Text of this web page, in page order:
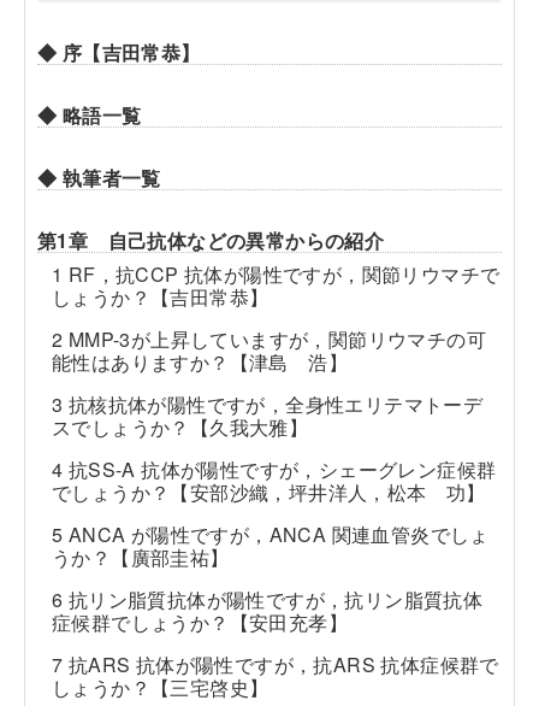
◆ 序【吉田常恭】
◆ 略語一覧
◆ 執筆者一覧
第1章 自己抗体などの異常からの紹介
1 RF，抗CCP 抗体が陽性ですが，関節リウマチで
しょうか？【吉田常恭】
2 MMP-3が上昇していますが，関節リウマチの可
能性はありますか？【津島 浩】
3 抗核抗体が陽性ですが，全身性エリテマトーデ
スでしょうか？【久我大雅】
4 抗SS-A 抗体が陽性ですが，シェーグレン症候群
でしょうか？【安部沙織，坪井洋人，松本 功】
5 ANCA が陽性ですが，ANCA 関連血管炎でしょ
うか？【廣部圭祐】
6 抗リン脂質抗体が陽性ですが，抗リン脂質抗体
症候群でしょうか？【安田充孝】
7 抗ARS 抗体が陽性ですが，抗ARS 抗体症候群で
しょうか？【三宅啓史】